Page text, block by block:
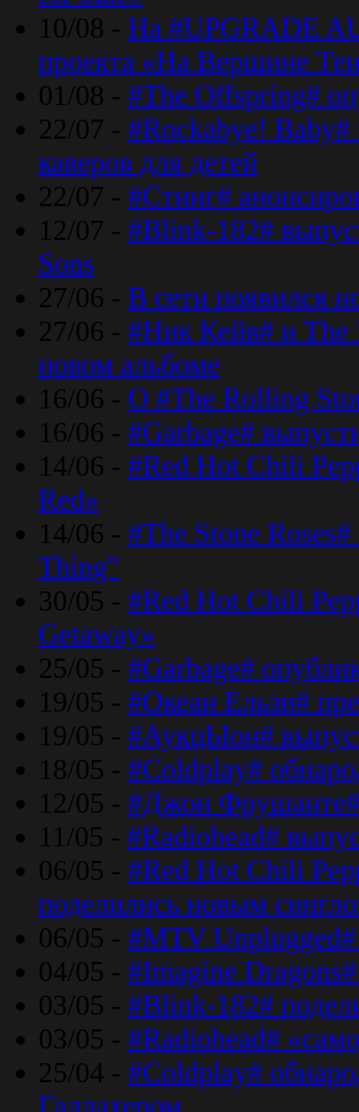
10/08 - На #UPGRADE
проекта «На Вершине
01/08 - #The Offspring#
22/07 - #Rockabye!
каверов для детей
22/07 - #Стинг#
12/07 - #Blink-182#
Sons
27/06 - В сети появился
27/06 - #Ник Кейв# и The
новом альбоме
16/06 - О #The Rolling
16/06 - #Garbage#
14/06 - #Red Hot Chili
Red»
14/06 - #The Stone
Thing”
30/05 - #Red Hot Chili
Getaway»
25/05 - #Garbage#
19/05 - #Океан Ельзи#
19/05 - #АукцЫон#
18/05 - #Coldplay#
12/05 - #Джон
11/05 - #Radiohead#
06/05 - #Red Hot Chili
поделились новым
06/05 - #MTV Unplugged#
04/05 - #Imagine
03/05 - #Blink-182#
03/05 - #Radiohead#
25/04 - #Coldplay#